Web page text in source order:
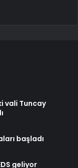
vali Tuncay
başladı
geliyor